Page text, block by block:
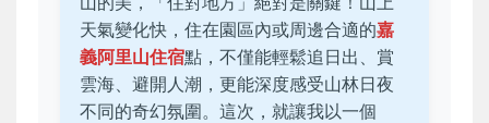
天氣變化快，住在園區內或周邊合適的嘉
義阿里山住宿點，不僅能輕鬆追日出、賞
雲海、避開人潮，更能深度感受山林日夜
不同的奇幻氛圍。這次，就讓我以一個